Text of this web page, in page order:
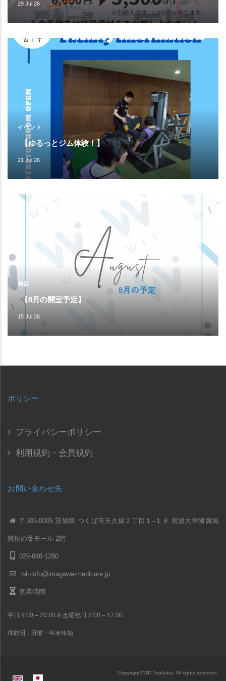
29 Jul 26
イベント
【ゆるっとジム体験！】
21 Jul 26
施設
【8月の開室予定】
15 Jul 26
ポリシー
プライバシーポリシー
利用規約・会員規約
お問い合わせ先
〒305-0005 茨城県 つくば市天久保２丁目１–１８ 筑波大学附属病
院桐の葉モール 2階
029-846-1280
wit-info@imagawa-medicare.jp
営業時間
平日 9:00 – 20:00 & 土曜祝日 8:00 – 17:00
休館日 - 日曜・年末年始
Copyright©WIT-Tsukuba, All rights reserved.